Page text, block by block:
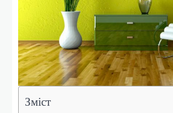
Зміст